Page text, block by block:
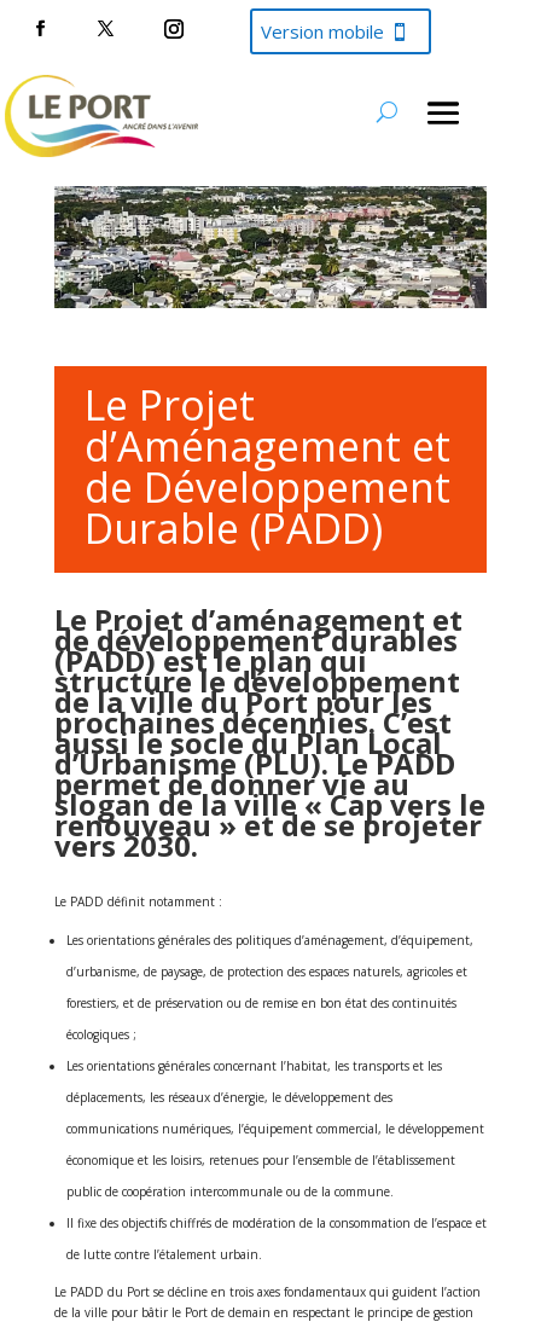
Version mobile
Le Projet
d’Aménagement et
de Développement
Durable (PADD)
Le Projet d’aménagement et
de développement durables
(PADD) est le plan qui
structure le développement
de la ville du Port pour les
prochaines décennies. C’est
aussi le socle du Plan Local
d’Urbanisme (PLU). Le PADD
permet de donner vie au
slogan de la ville « Cap vers le
renouveau » et de se projeter
vers 2030.
Le PADD définit notamment :
Les orientations générales des politiques d’aménagement, d’équipement,
d’urbanisme, de paysage, de protection des espaces naturels, agricoles et
forestiers, et de préservation ou de remise en bon état des continuités
écologiques ;
Les orientations générales concernant l’habitat, les transports et les
déplacements, les réseaux d’énergie, le développement des
communications numériques, l’équipement commercial, le développement
économique et les loisirs, retenues pour l’ensemble de l’établissement
public de coopération intercommunale ou de la commune.
Il fixe des objectifs chiffrés de modération de la consommation de l’espace et
de lutte contre l’étalement urbain.
Le PADD du Port se décline en trois axes fondamentaux qui guident l’action
de la ville pour bâtir le Port de demain en respectant le principe de gestion